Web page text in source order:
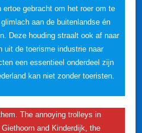
ertoe gebracht om het roer om te
aan de buitenlandse én
Deze houding straalt ook af naar
uit de toerisme industrie naar
een essentieel onderdeel zijn
kan niet zonder toeristen.
The annoying trolleys in
and Kinderdijk, the